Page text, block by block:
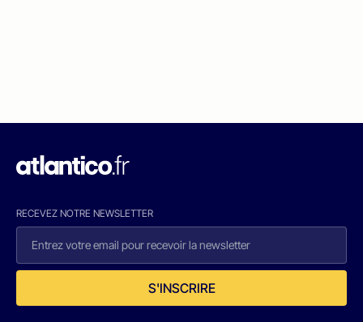
RECEVEZ NOTRE NEWSLETTER
S'INSCRIRE